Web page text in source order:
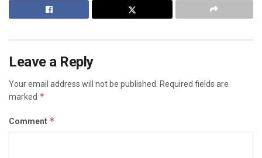
Leave a Reply
Your email address will not be published.
Required fields are
marked *
Comment *